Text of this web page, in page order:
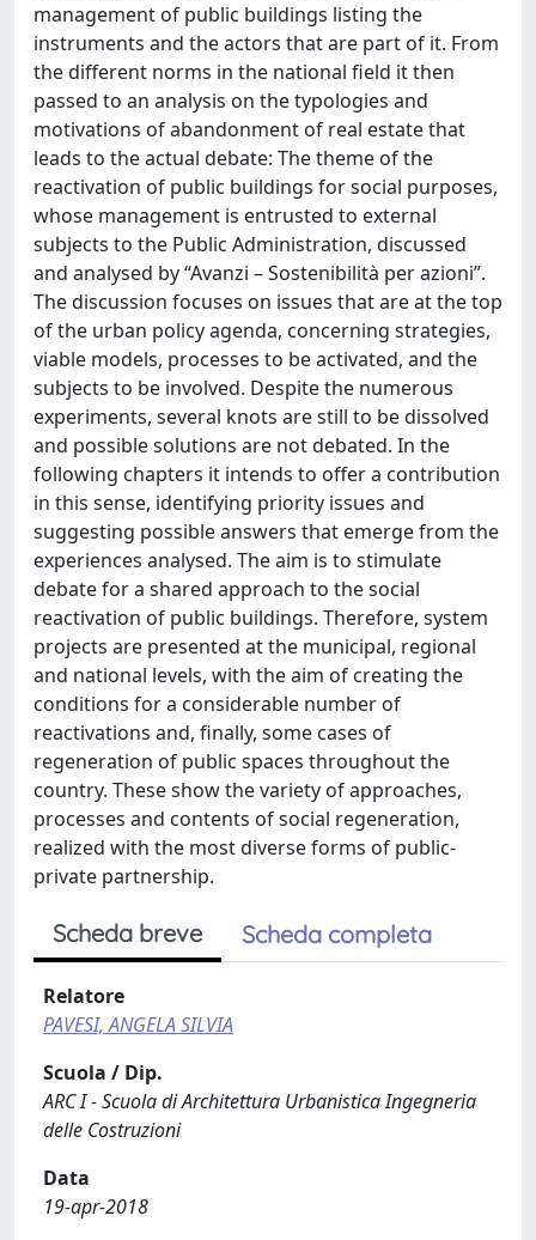
management of public buildings listing the
instruments and the actors that are part of it. From
the different norms in the national field it then
passed to an analysis on the typologies and
motivations of abandonment of real estate that
leads to the actual debate: The theme of the
reactivation of public buildings for social purposes,
whose management is entrusted to external
subjects to the Public Administration, discussed
and analysed by “Avanzi – Sostenibilità per azioni”.
The discussion focuses on issues that are at the top
of the urban policy agenda, concerning strategies,
viable models, processes to be activated, and the
subjects to be involved. Despite the numerous
experiments, several knots are still to be dissolved
and possible solutions are not debated. In the
following chapters it intends to offer a contribution
in this sense, identifying priority issues and
suggesting possible answers that emerge from the
experiences analysed. The aim is to stimulate
debate for a shared approach to the social
reactivation of public buildings. Therefore, system
projects are presented at the municipal, regional
and national levels, with the aim of creating the
conditions for a considerable number of
reactivations and, finally, some cases of
regeneration of public spaces throughout the
country. These show the variety of approaches,
processes and contents of social regeneration,
realized with the most diverse forms of public-
private partnership.
Scheda breve Scheda completa
Relatore
PAVESI, ANGELA SILVIA
Scuola / Dip.
ARC I - Scuola di Architettura Urbanistica Ingegneria
delle Costruzioni
Data
19-apr-2018